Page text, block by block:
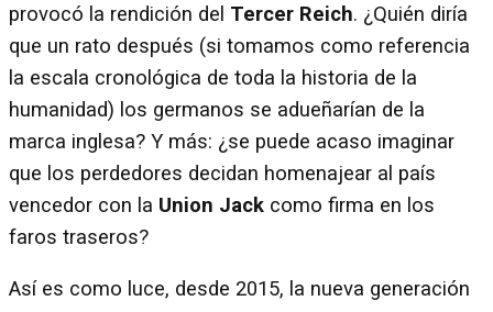
provocó la rendición del Tercer Reich. ¿Quién diría
que un rato después (si tomamos como referencia
la escala cronológica de toda la historia de la
humanidad) los germanos se adueñarían de la
marca inglesa? Y más: ¿se puede acaso imaginar
que los perdedores decidan homenajear al país
vencedor con la Union Jack como firma en los
faros traseros?
Así es como luce, desde 2015, la nueva generación